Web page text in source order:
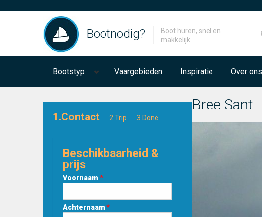
Bootnodig?
Boot huren, snel en
makkelijk
Bootstyp Vaargebieden Inspiratie Over ons
1.Contact 2.Trip 3.Done
Beschikbaarheid &
prijs
Voornaam *
Achternaam *
Bree Sant